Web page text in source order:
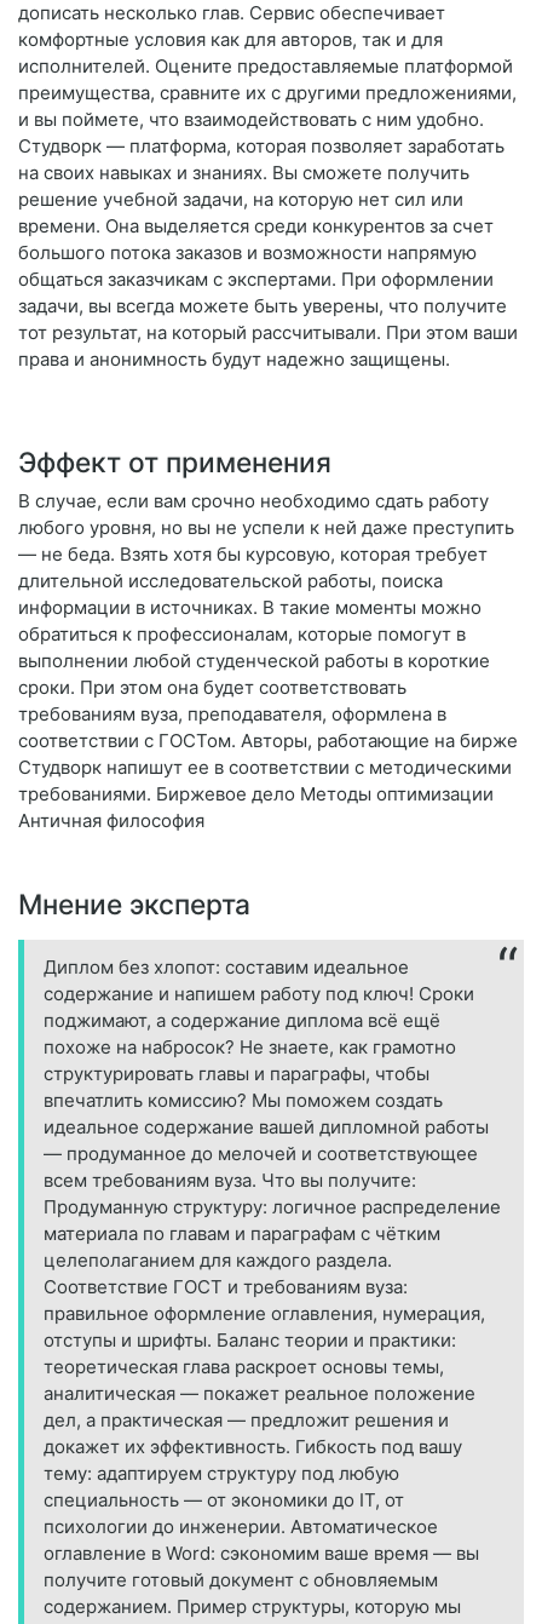
дописать несколько глав. Сервис обеспечивает
комфортные условия как для авторов, так и для
исполнителей. Оцените предоставляемые платформой
преимущества, сравните их с другими предложениями,
и вы поймете, что взаимодействовать с ним удобно.
Студворк — платформа, которая позволяет заработать
на своих навыках и знаниях. Вы сможете получить
решение учебной задачи, на которую нет сил или
времени. Она выделяется среди конкурентов за счет
большого потока заказов и возможности напрямую
общаться заказчикам с экспертами. При оформлении
задачи, вы всегда можете быть уверены, что получите
тот результат, на который рассчитывали. При этом ваши
права и анонимность будут надежно защищены.
Эффект от применения
В случае, если вам срочно необходимо сдать работу
любого уровня, но вы не успели к ней даже преступить
— не беда. Взять хотя бы курсовую, которая требует
длительной исследовательской работы, поиска
информации в источниках. В такие моменты можно
обратиться к профессионалам, которые помогут в
выполнении любой студенческой работы в короткие
сроки. При этом она будет соответствовать
требованиям вуза, преподавателя, оформлена в
соответствии с ГОСТом. Авторы, работающие на бирже
Студворк напишут ее в соответствии с методическими
требованиями. Биржевое дело Методы оптимизации
Античная философия
Мнение эксперта
Диплом без хлопот: составим идеальное
содержание и напишем работу под ключ! Сроки
поджимают, а содержание диплома всё ещё
похоже на набросок? Не знаете, как грамотно
структурировать главы и параграфы, чтобы
впечатлить комиссию? Мы поможем создать
идеальное содержание вашей дипломной работы
— продуманное до мелочей и соответствующее
всем требованиям вуза. Что вы получите:
Продуманную структуру: логичное распределение
материала по главам и параграфам с чётким
целеполаганием для каждого раздела.
Соответствие ГОСТ и требованиям вуза:
правильное оформление оглавления, нумерация,
отступы и шрифты. Баланс теории и практики:
теоретическая глава раскроет основы темы,
аналитическая — покажет реальное положение
дел, а практическая — предложит решения и
докажет их эффективность. Гибкость под вашу
тему: адаптируем структуру под любую
специальность — от экономики до IT, от
психологии до инженерии. Автоматическое
оглавление в Word: сэкономим ваше время — вы
получите готовый документ с обновляемым
содержанием. Пример структуры, которую мы